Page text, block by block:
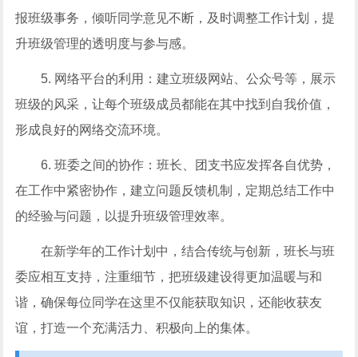
报班级事务，倾听同学意见不断，及时调整工作计划，提
升班级管理的透明度与参与感。
5. 网络平台的利用：建立班级网站、公众号等，展示
班级的风采，让每个班级成员都能在其中找到自我价值，
形成良好的网络交流环境。
6. 班委之间的协作：班长、团支书应发挥各自优势，
在工作中紧密协作，建立问题反馈机制，定期总结工作中
的经验与问题，以提升班级管理效率。
在新学年的工作计划中，结合传统与创新，班长与班
委应相互支持，注重细节，把班级建设得更加温暖与和
谐，确保每位同学在这里不仅能获取知识，还能收获友
谊，打造一个充满活力、积极向上的集体。